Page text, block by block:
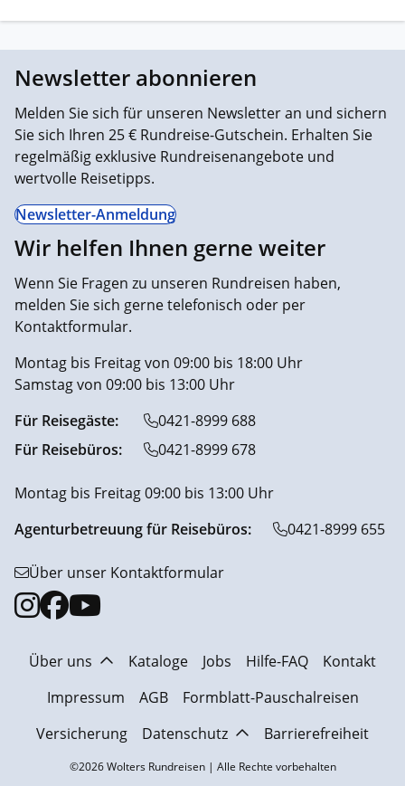
Newsletter abonnieren
Melden Sie sich für unseren Newsletter an und sichern
Sie sich Ihren 25 € Rundreise-Gutschein. Erhalten Sie
regelmäßig exklusive Rundreisenangebote und
wertvolle Reisetipps.
Newsletter-Anmeldung
Wir helfen Ihnen gerne weiter
Wenn Sie Fragen zu unseren Rundreisen haben,
melden Sie sich gerne telefonisch oder per
Kontaktformular.
Montag bis Freitag von 09:00 bis 18:00 Uhr
Samstag von 09:00 bis 13:00 Uhr
Für Reisegäste:
0421-8999 688
Für Reisebüros:
0421-8999 678
Montag bis Freitag 09:00 bis 13:00 Uhr
Agenturbetreuung für Reisebüros:
0421-8999 655
Über unser Kontaktformular
Über uns Kataloge Jobs Hilfe-FAQ
Kontakt
Impressum
AGB
Formblatt-Pauschalreisen
Versicherung
Datenschutz Barrierefreiheit
©2026 Wolters Rundreisen | Alle Rechte vorbehalten